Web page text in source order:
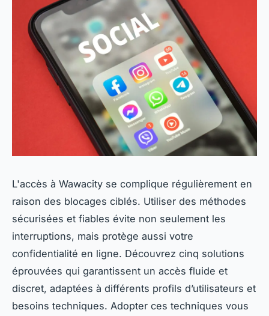
L'accès à Wawacity se complique régulièrement en
raison des blocages ciblés. Utiliser des méthodes
sécurisées et fiables évite non seulement les
interruptions, mais protège aussi votre
confidentialité en ligne. Découvrez cinq solutions
éprouvées qui garantissent un accès fluide et
discret, adaptées à différents profils d’utilisateurs et
besoins techniques. Adopter ces techniques vous